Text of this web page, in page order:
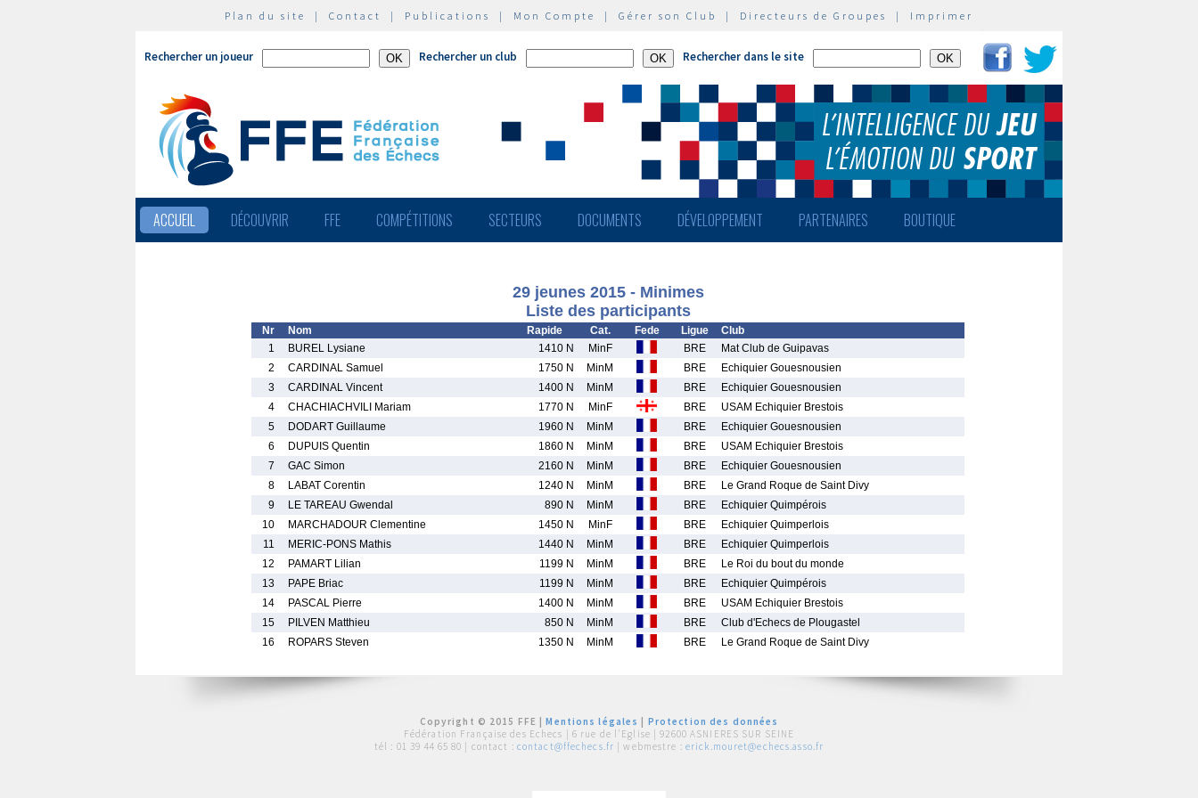
Plan du site | Contact | Publications | Mon Compte | Gérer son Club | Directeurs de Groupes | Imprimer
Rechercher un joueur Rechercher un club Rechercher dans le site
ACCUEIL DÉCOUVRIR FFE COMPÉTITIONS SECTEURS DOCUMENTS DÉVELOPPEMENT PARTENAIRES BOUTIQUE
29 jeunes 2015 - Minimes
Liste des participants
Nr Nom Rapide Cat. Fede Ligue
Club
1
BUREL Lysiane 1410 N MinF BRE
Mat Club de Guipavas
2
CARDINAL Samuel 1750 N MinM BRE
Echiquier Gouesnousien
3
CARDINAL Vincent 1400 N MinM BRE
Echiquier Gouesnousien
4
CHACHIACHVILI Mariam 1770 N MinF BRE
USAM Echiquier Brestois
5
DODART Guillaume 1960 N MinM BRE
Echiquier Gouesnousien
6
DUPUIS Quentin 1860 N MinM BRE
USAM Echiquier Brestois
7
GAC Simon 2160 N MinM BRE
Echiquier Gouesnousien
8
LABAT Corentin 1240 N MinM BRE
Le Grand Roque de Saint Divy
9
LE TAREAU Gwendal 890 N MinM BRE
Echiquier Quimpérois
10
MARCHADOUR Clementine 1450 N MinF BRE
Echiquier Quimperlois
11
MERIC-PONS Mathis 1440 N MinM BRE
Echiquier Quimperlois
12
PAMART Lilian 1199 N MinM BRE
Le Roi du bout du monde
13
PAPE Briac 1199 N MinM BRE
Echiquier Quimpérois
14
PASCAL Pierre 1400 N MinM BRE
USAM Echiquier Brestois
15
PILVEN Matthieu 850 N MinM BRE
Club d'Echecs de Plougastel
16
ROPARS Steven 1350 N MinM BRE Le Grand Roque de Saint Divy
Copyright © 2015 FFE |Mentions légales
Protection des données
Fédération Française des Echecs | 6 rue de l'Eglise | 92600 ASNIERES SUR SEINE
tél : 01 39 44 65 80 | contact : contact@ffechecs.fr | webmestre : erick.mouret@echecs.asso.fr